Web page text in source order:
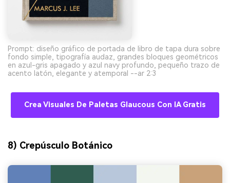
Prompt: diseño gráfico de portada de libro de tapa dura sobre
fondo simple, tipografía audaz, grandes bloques geométricos
en azul-gris apagado y azul navy profundo, pequeño trazo de
acento latón, elegante y atemporal --ar 2:3
Crea Visuales De Paletas Glaucous Con IA Gratis
8) Crepúsculo Botánico